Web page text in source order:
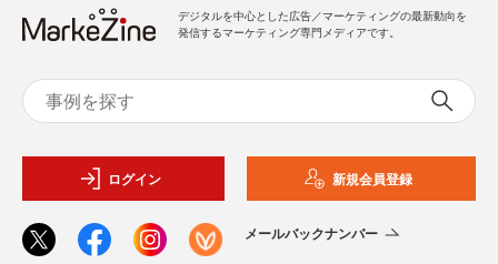
デジタルを中心とした広告／マーケティングの最新動向を
発信するマーケティング専門メディアです。
ログイン 新規会員登録
メールバックナンバー